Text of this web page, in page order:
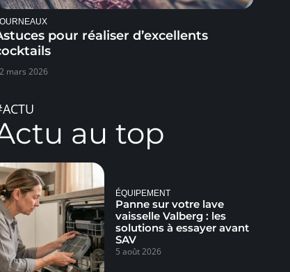
pour réaliser d’excellents
mars 2026
au top
ÉQUIPEMENT
Panne sur votre lave
vaisselle Valberg : les
solutions à essayer avant
SAV
5 août 2026